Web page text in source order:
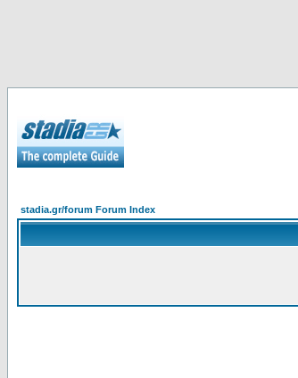
stadia.gr/forum Forum Index